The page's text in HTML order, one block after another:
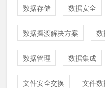
数据存储 数据安全
数据摆渡解决方案 数
数据管理 数据集成
文件安全交换 文件数